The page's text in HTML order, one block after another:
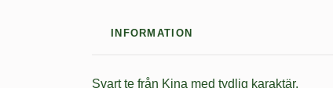
INFORMATION
Svart te från Kina med tydlig karaktär.